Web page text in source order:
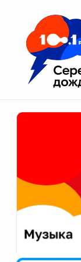
Москва 100.1 FM
Апатиты
Екатеринбург
Калининград
Калуга